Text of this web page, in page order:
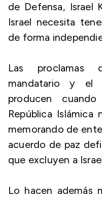
de Defensa, Israel
Israel necesita
de forma
Las proclamas
mandatario y el
producen
República
memorando de
acuerdo de paz
que excluyen a
Lo hacen además